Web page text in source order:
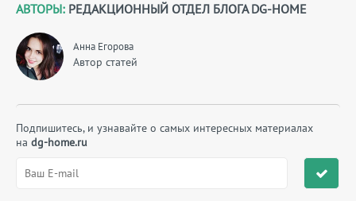
АВТОРЫ: РЕДАКЦИОННЫЙ ОТДЕЛ БЛОГА DG-HOME
Анна Егорова
Автор статей
Подпишитесь, и узнавайте о самых интересных материалах
на dg-home.ru